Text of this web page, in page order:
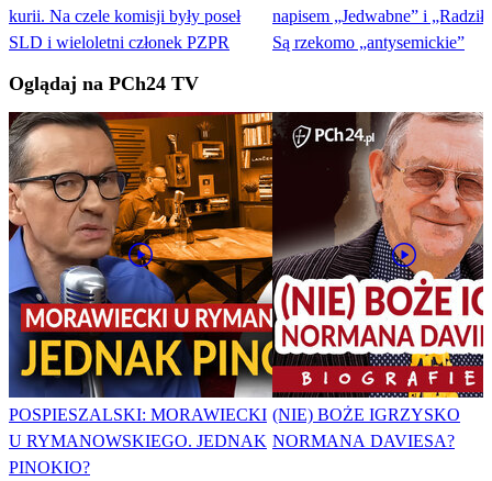
kurii. Na czele komisji były poseł
SLD i wieloletni członek PZPR
napisem „Jedwabne” i
Są rzekomo „antysemickie”
Oglądaj na PCh24 TV
POSPIESZALSKI: MORAWIECKI
U RYMANOWSKIEGO. JEDNAK
PINOKIO?
(NIE) BOŻE IGRZYSKO
NORMANA DAVIESA?